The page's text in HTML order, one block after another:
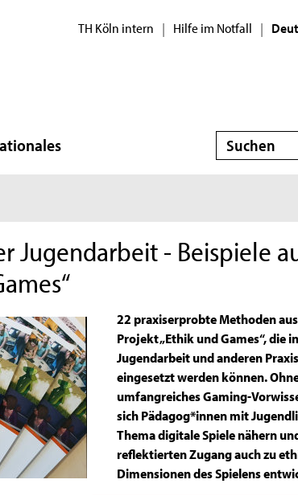
TH Köln intern | Hilfe im Notfall |
Suche
Jugendarbeit - Beispiele
22 praxiserprobte Methoden
Projekt „Ethik und Games“, die
Jugendarbeit und anderen
eingesetzt werden können.
umfangreiches Gaming-
sich Pädagog*innen mit
Thema digitale Spiele nähern
reflektierten Zugang auch zu
Dimensionen des Spielens